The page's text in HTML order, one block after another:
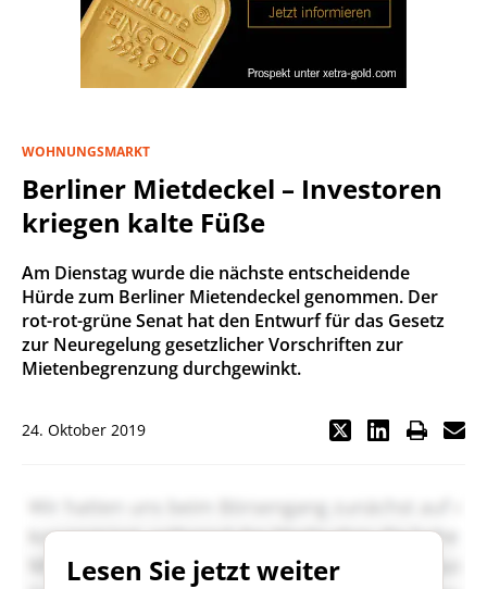
WOHNUNGSMARKT
Berliner Mietdeckel – Investoren
kriegen kalte Füße
Am Dienstag wurde die nächste entscheidende
Hürde zum Berliner Mietendeckel genommen. Der
rot-rot-grüne Senat hat den Entwurf für das Gesetz
zur Neuregelung gesetzlicher Vorschriften zur
Mietenbegrenzung durchgewinkt.
24. Oktober 2019
Lesen Sie jetzt weiter